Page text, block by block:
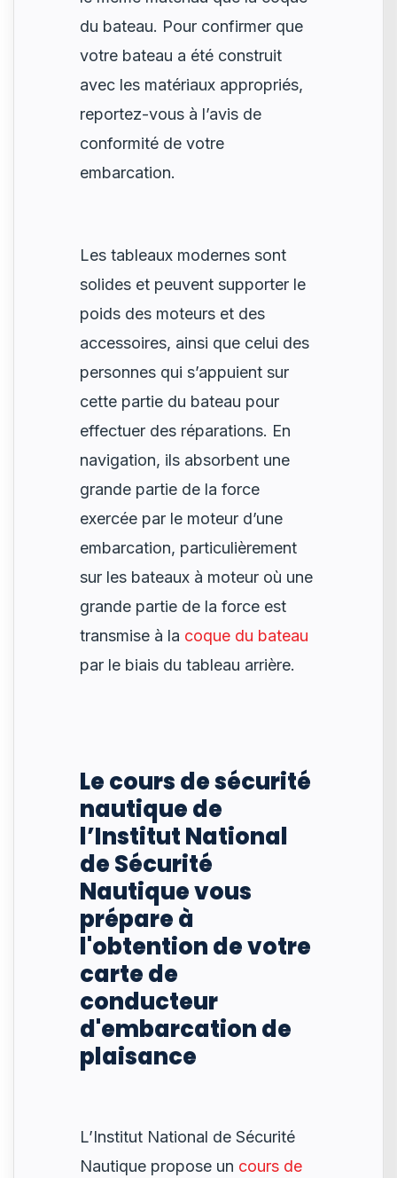
du bateau. Pour confirmer que
votre bateau a été construit
avec les matériaux appropriés,
reportez-vous à l’avis de
conformité de votre
embarcation.
Les tableaux modernes sont
solides et peuvent supporter le
poids des moteurs et des
accessoires, ainsi que celui des
personnes qui s’appuient sur
cette partie du bateau pour
effectuer des réparations. En
navigation, ils absorbent une
grande partie de la force
exercée par le moteur d’une
embarcation, particulièrement
sur les bateaux à moteur où une
grande partie de la force est
transmise à la coque du bateau
par le biais du tableau arrière.
Le cours de sécurité
nautique de
l’Institut National
de Sécurité
Nautique vous
prépare à
l'obtention de votre
carte de
conducteur
d'embarcation de
plaisance
L’Institut National de Sécurité
Nautique propose un cours de